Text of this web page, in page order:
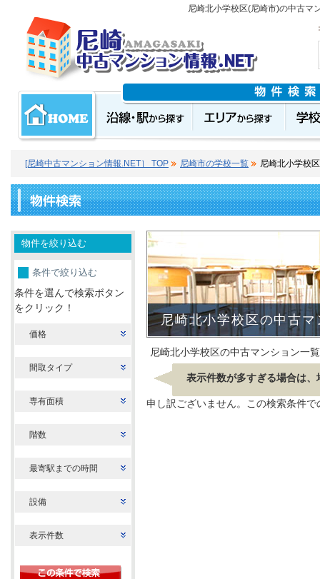
尼崎北小学校区(尼崎市)の中古マ
[尼崎中古マンション情報.NET］ TOP 尼崎市の学校一覧 尼崎北小学校
物件を絞り込む
条件で絞り込む
条件を選んで検索ボタン
をクリック！
価格
間取タイプ
専有面積
階数
最寄駅までの時間
設備
表示件数
尼崎北小学校区の中古
尼崎北小学校区の中古マンション一覧
表示件数が多すぎる場合は
申し訳ございません。この検索条件